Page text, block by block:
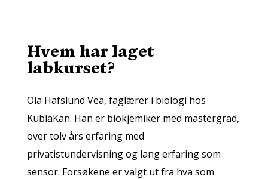
Hvem har laget
labkurset?
Ola Hafslund Vea, faglærer i biologi hos
KublaKan. Han er biokjemiker med mastergrad,
over tolv års erfaring med
privatistundervisning og lang erfaring som
sensor. Forsøkene er valgt ut fra hva som